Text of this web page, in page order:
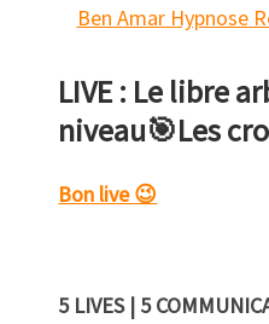
LIVE : Le libre
niveau🎯Les
Bon live 😉
5 LIVES | 5